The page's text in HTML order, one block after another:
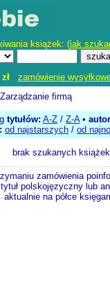
książek: (jak
zamówienie
firmą
tytułów: A-Z / Z-A•
od najstarszych / od
brak szukanych książek
zamówienia
polskojęzyczny lub
aktualnie na półce